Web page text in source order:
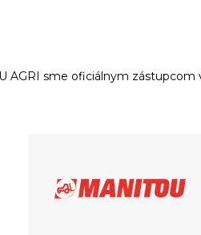
AGRI sme oficiálnym